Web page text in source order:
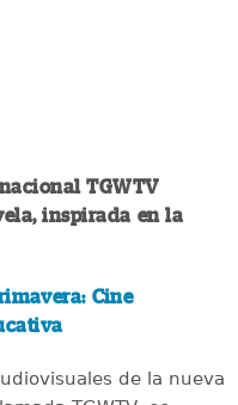
TGWTV
inspirada en la
Cine
de la nueva